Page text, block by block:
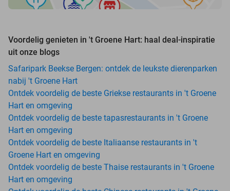
Voordelig genieten in 't Groene Hart: haal deal-inspiratie
uit onze blogs
Safaripark Beekse Bergen: ontdek de leukste dierenparken
nabij 't Groene Hart
Ontdek voordelig de beste Griekse restaurants in 't Groene
Hart en omgeving
Ontdek voordelig de beste tapasrestaurants in 't Groene
Hart en omgeving
Ontdek voordelig de beste Italiaanse restaurants in 't
Groene Hart en omgeving
Ontdek voordelig de beste Thaise restaurants in 't Groene
Hart en omgeving